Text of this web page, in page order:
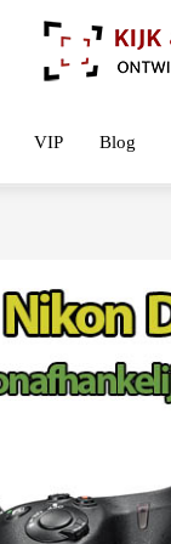
VIP Blog